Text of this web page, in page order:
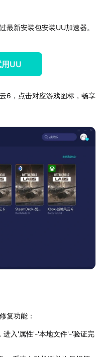
最新安装包安装UU加速器。
UU
6，点击对应游戏图标，畅享
复功能：
进入'属性'-'本地文件'-'验证完